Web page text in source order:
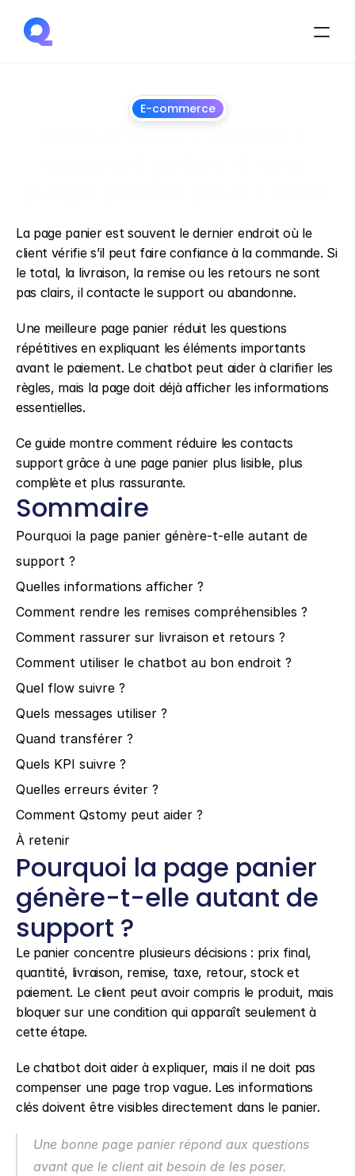
E-commerce
La page panier est souvent le dernier endroit où le
client vérifie s’il peut faire confiance à la commande. Si
le total, la livraison, la remise ou les retours ne sont
pas clairs, il contacte le support ou abandonne.
Une meilleure page panier réduit les questions
répétitives en expliquant les éléments importants
avant le paiement. Le chatbot peut aider à clarifier les
règles, mais la page doit déjà afficher les informations
essentielles.
Ce guide montre comment réduire les contacts
support grâce à une page panier plus lisible, plus
complète et plus rassurante.
Sommaire
Pourquoi la page panier génère-t-elle autant de
support ?
Quelles informations afficher ?
Comment rendre les remises compréhensibles ?
Comment rassurer sur livraison et retours ?
Comment utiliser le chatbot au bon endroit ?
Quel flow suivre ?
Quels messages utiliser ?
Quand transférer ?
Quels KPI suivre ?
Quelles erreurs éviter ?
Comment Qstomy peut aider ?
À retenir
Pourquoi la page panier
génère-t-elle autant de
support ?
Le panier concentre plusieurs décisions : prix final,
quantité, livraison, remise, taxe, retour, stock et
paiement. Le client peut avoir compris le produit, mais
bloquer sur une condition qui apparaît seulement à
cette étape.
Le chatbot doit aider à expliquer, mais il ne doit pas
compenser une page trop vague. Les informations
clés doivent être visibles directement dans le panier.
Une bonne page panier répond aux questions
avant que le client ait besoin de les poser.